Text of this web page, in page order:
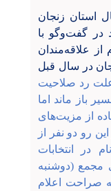
استان زنجان
گفت‌وگو با
از علاقه‌مندان
در سال قبل
علت رد صلاحیت
باز ماند اما
از مزیت‌های
رو دو نفر از
در انتخابات
مجمع (دوشنبه
صراحت اعلام